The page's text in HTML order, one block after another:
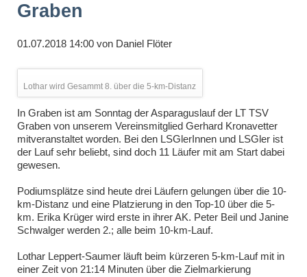
Graben
01.07.2018 14:00von Daniel Flöter
Lothar wird Gesammt 8. über die 5-km-Distanz
In Graben ist am Sonntag der Asparaguslauf der LT TSV
Graben von unserem Vereinsmitglied Gerhard Kronavetter
mitveranstaltet worden. Bei den LSGlerInnen und LSGler ist
der Lauf sehr beliebt, sind doch 11 Läufer mit am Start dabei
gewesen.
Podiumsplätze sind heute drei Läufern gelungen über die 10-
km-Distanz und eine Platzierung in den Top-10 über die 5-
km. Erika Krüger wird erste in ihrer AK. Peter Beil und Janine
Schwalger werden 2.; alle beim 10-km-Lauf.
Lothar Leppert-Saumer läuft beim kürzeren 5-km-Lauf mit in
einer Zeit von 21:14 Minuten über die Zielmarkierung